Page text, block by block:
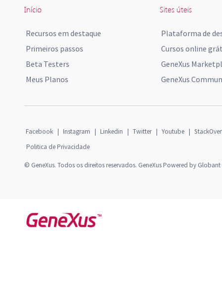
Início
Recursos em destaque
Primeiros passos
Beta Testers
Meus Planos
Sites úteis
Plataforma de
Cursos online
GeneXus
GeneXus
Facebook | Instagram | Linkedin | Twitter | Youtube |
Politica de Privacidade
© GeneXus. Todos os direitos reservados. GeneXus Powered by Globant